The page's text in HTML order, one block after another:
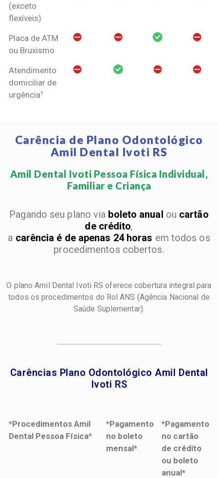
(exceto
flexíveis)
Placa de ATM
ou Bruxismo
Atendimento
domiciliar de
urgência¹
Carência de Plano Odontológico
Amil Dental Ivoti RS
Amil Dental Ivoti Pessoa Física Individual,
Familiar e Criança​
Pagando seu plano via boleto anual ou cartão
de crédito,
a carência é de apenas 24 horas em todos os
procedimentos cobertos.
O plano Amil Dental Ivoti RS oferece cobertura integral para
todos os procedimentos do Rol ANS (Agência Nacional de
Saúde Suplementar).
Carências Plano Odontológico Amil Dental
Ivoti RS​
*Procedimentos Amil
Dental Pessoa Física*
*Pagamento
no boleto
mensal*
*Pagamento
no cartão
de crédito
ou boleto
anual*